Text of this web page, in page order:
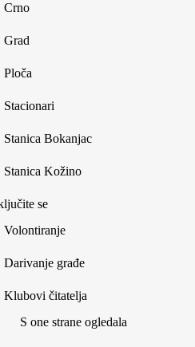
Crno
Grad
Ploča
Stacionari
Stanica Bokanjac
Stanica Kožino
se
Volontiranje
Darivanje građe
Klubovi čitatelja
S one strane ogledala